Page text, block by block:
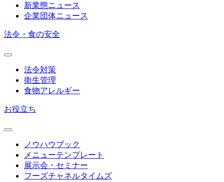
新業態ニュース
企業団体ニュース
法令・食の安全
法令対策
衛生管理
食物アレルギー
お役立ち
ノウハウブック
メニューテンプレート
展示会・セミナー
フーズチャネルタイムズ